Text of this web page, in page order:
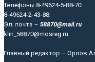
Телефоны 8-49624-5-88-70
8-49624-2-43-88;
Эл. почта – 58870@mail.ru
klin_58870@mosreg.ru
Главный редактор – Орлов